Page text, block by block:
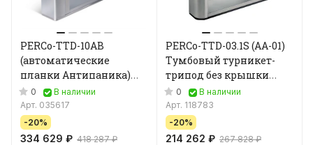
PERCo-TTD-10AB
(автоматические
планки Антипаника)
Тумбовый турникет-
трипод
0
В наличии
Арт. 035617
-20%
334 629 ₽ 418 287 ₽
PERCo-TTD-03.1S (AA-01)
Тумбовый турникет-
трипод без крышки
(планки Антипаника)
0
В наличии
Арт. 118783
-20%
214 262 ₽ 267 828 ₽